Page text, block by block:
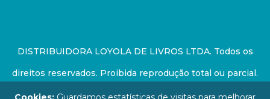
DISTRIBUIDORA LOYOLA DE LIVROS LTDA. Todos os
direitos reservados. Proibida reprodução total ou parcial.
Preços e estoque sujeito a alterações sem aviso prévio.